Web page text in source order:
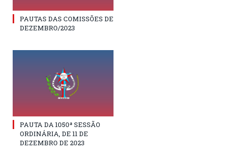
PAUTAS DAS COMISSÕES DE
DEZEMBRO/2023
PAUTA DA 1050ª SESSÃO
ORDINÁRIA, DE 11 DE
DEZEMBRO DE 2023